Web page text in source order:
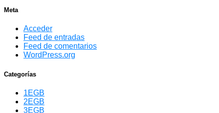
Meta
Acceder
Feed de entradas
Feed de comentarios
WordPress.org
Categorías
1EGB
2EGB
3EGB